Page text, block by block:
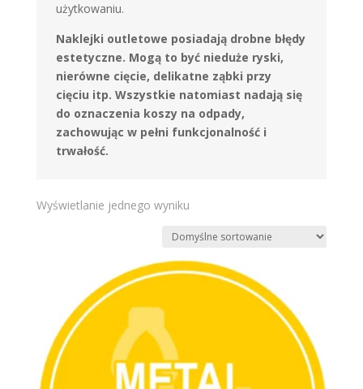
użytkowaniu.
Naklejki outletowe posiadają drobne błędy
estetyczne. Mogą to być nieduże ryski,
nierówne cięcie, delikatne ząbki przy
cięciu itp. Wszystkie natomiast nadają się
do oznaczenia koszy na odpady,
zachowując w pełni funkcjonalność i
trwałość.
Wyświetlanie jednego wyniku